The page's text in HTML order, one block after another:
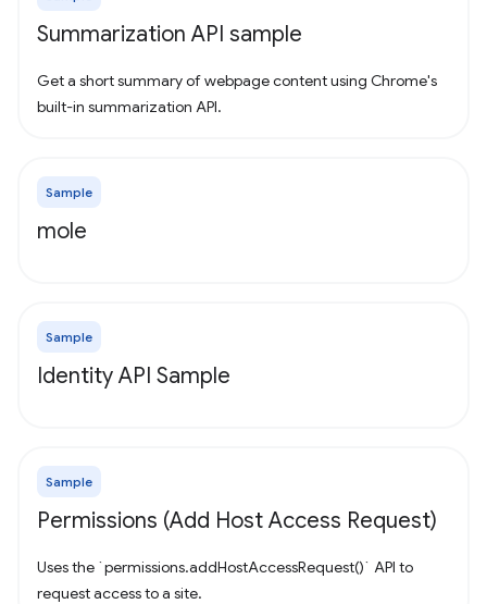
Summarization API sample
Get a short summary of webpage content using Chrome's
built-in summarization API.
Sample
mole
Sample
Identity API Sample
Sample
Permissions (Add Host Access Request)
Uses the `permissions.addHostAccessRequest()` API to
request access to a site.